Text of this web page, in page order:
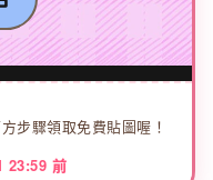
步驟領取免費貼圖喔！
23:59 前